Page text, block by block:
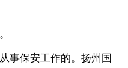
事保安工作的。扬州国